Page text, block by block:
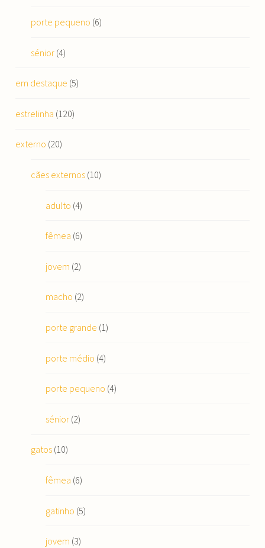
porte pequeno (6)
sénior(4)
em destaque (5)
estrelinha (120)
externo (20)
cães externos(10)
adulto (4)
fêmea (6)
jovem (2)
macho (2)
porte grande (1)
porte médio (4)
porte pequeno (4)
sénior (2)
gatos(10)
fêmea (6)
gatinho (5)
jovem (3)